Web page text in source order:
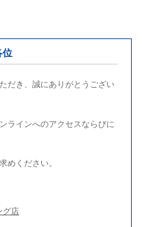
位
だき、誠にありがとうござい
ラインへのアクセスならびに
めください。
グ店